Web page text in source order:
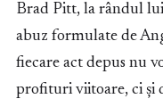
Brad Pitt, la rândul
abuz formulate de
fiecare act depus nu
profituri viitoare, ci și